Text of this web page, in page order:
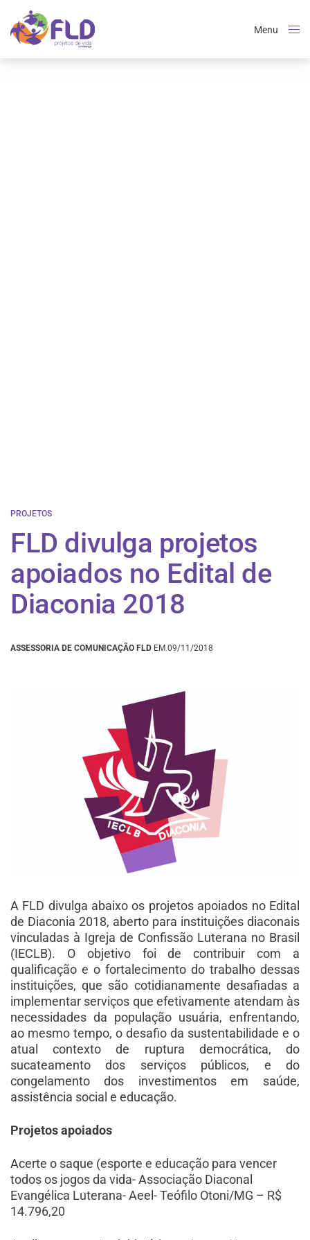
Menu
PROJETOS
FLD divulga projetos
apoiados no Edital de
Diaconia 2018
ASSESSORIA DE COMUNICAÇÃO FLD EM 09/11/2018
A FLD divulga abaixo os projetos apoiados no Edital
de Diaconia 2018, aberto para instituições diaconais
vinculadas à Igreja de Confissão Luterana no Brasil
(IECLB). O objetivo foi de contribuir com a
qualificação e o fortalecimento do trabalho dessas
instituições, que são cotidianamente desafiadas a
implementar serviços que efetivamente atendam às
necessidades da população usuária, enfrentando,
ao mesmo tempo, o desafio da sustentabilidade e o
atual contexto de ruptura democrática, do
sucateamento dos serviços públicos, e do
congelamento dos investimentos em saúde,
assistência social e educação.
Projetos apoiados
Acerte o saque (esporte e educação para vencer
todos os jogos da vida- Associação Diaconal
Evangélica Luterana- Aeel- Teófilo Otoni/MG – R$
14.796,20